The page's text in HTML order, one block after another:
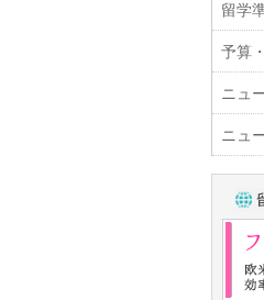
留学
予算
ニュ
ニュ